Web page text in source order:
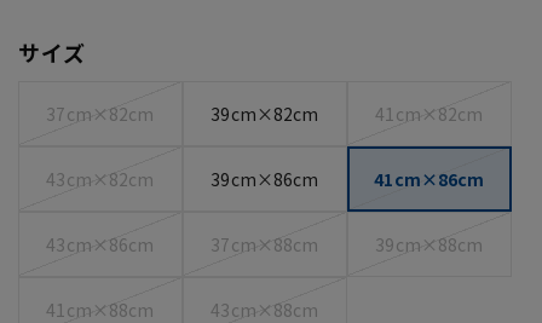
サイズ
37cm×82cm 39cm×82cm 41cm×82cm
43cm×82cm 39cm×86cm 41cm×86cm
43cm×86cm 37cm×88cm 39cm×88cm
41cm×88cm 43cm×88cm